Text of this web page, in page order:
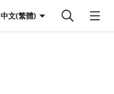
中文(繁體)